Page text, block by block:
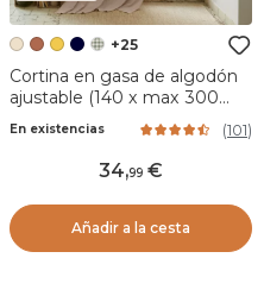
+25
Cortina en gasa de algodón
ajustable (140 x max 300
cm) Gaïa Beige pampa
En existencias (101)
34,99
Añadir a la cesta